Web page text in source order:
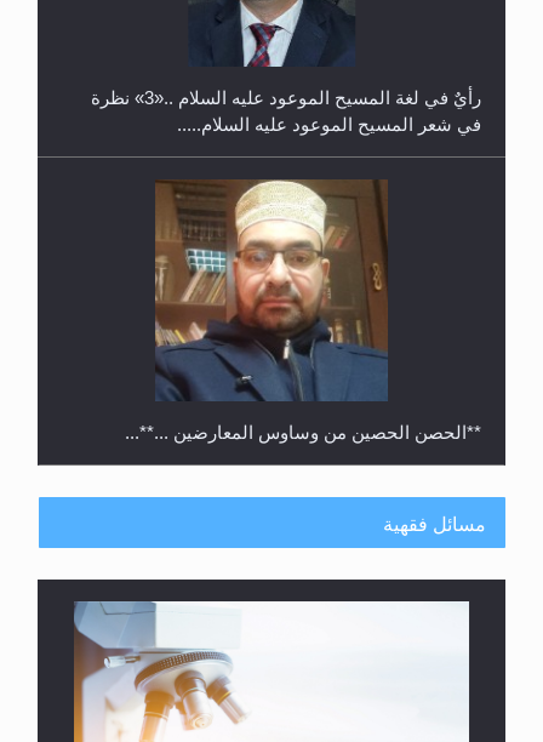
ريهيماكي في فنلند
**الحصن الحصين من وساوس المعارضين ...**...
متطلَّبات التّحريك الجديد...
رأيٌ في لغة المسيح الموعود عليه السلام.. 4...
مسائل فقهية